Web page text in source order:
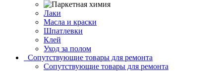
Лаки
Масла и краски
Шпатлевки
Клей
Уход за полом
Сопутствующие товары для ремонта
Сопутствующие товары для ремонта